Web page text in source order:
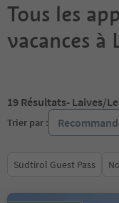
Tous les
vacances à
19 Résultats- Laives/
Trier par :
Südtirol Guest Pass